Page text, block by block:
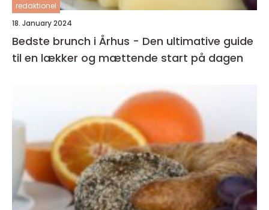
redaktionel
18. January 2024
Bedste brunch i Århus - Den ultimative guide
til en lækker og mættende start på dagen